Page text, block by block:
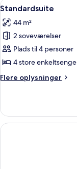
Indlæs
alle
billeder
af
Standardsuite
4
Standardsuite
44 m²
2 soveværelser
Plads til 4 personer
4 store enkeltsenge
Flere oplysninger
Flere